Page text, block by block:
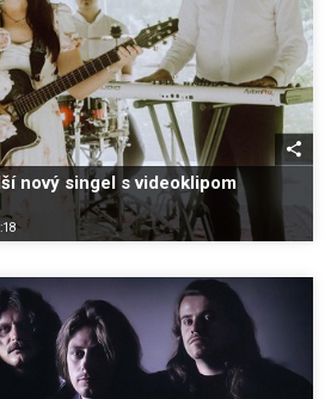
nový singel s videoklipom